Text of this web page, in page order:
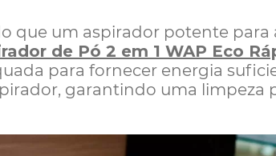
que um aspirador potente para
de Pó 2 em 1 WAP Eco
para fornecer energia
garantindo uma limpeza